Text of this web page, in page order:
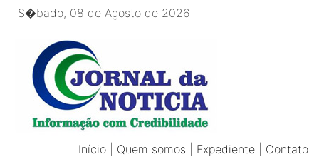
S�bado, 08 de Agosto de 2026
Início Quem somos Expediente Contato